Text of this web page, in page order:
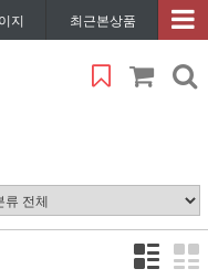
지 최근본상품